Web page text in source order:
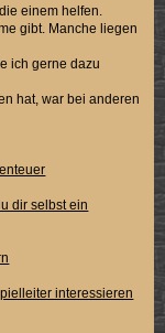
einem helfen.
gibt. Manche liegen
ich gerne dazu
hat, war bei anderen
dir selbst ein
interessieren